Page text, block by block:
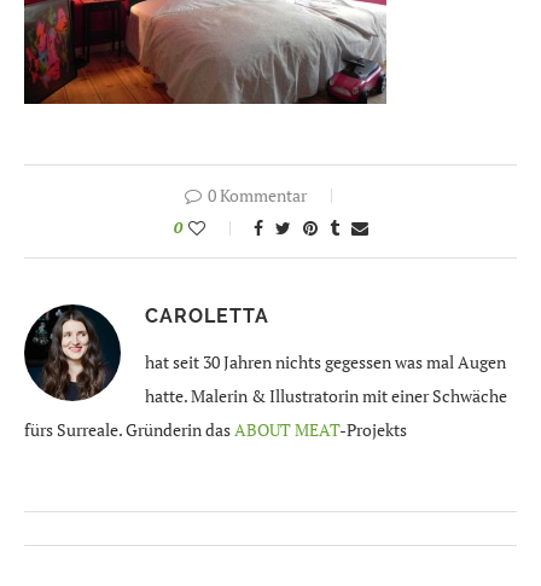
0 Kommentar
0
CAROLETTA
hat seit 30 Jahren nichts gegessen was mal Augen
hatte. Malerin & Illustratorin mit einer Schwäche
fürs Surreale. Gründerin dasABOUT MEAT-Projekts